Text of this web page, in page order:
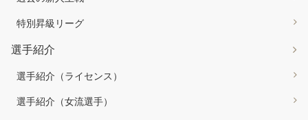
特別昇級リーグ
選手紹介
選手紹介（ライセンス）
選手紹介（女流選手）